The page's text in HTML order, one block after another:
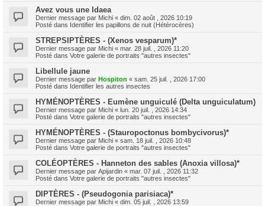
Avez vous une Idaea
Dernier message par Michi « dim. 02 août , 2026 10:19
Posté dans Identifier les papillons de nuit (Hétérocères)
STREPSIPTÈRES - (Xenos vesparum)*
Dernier message par Michi « mar. 28 juil. , 2026 11:20
Posté dans Votre galerie de portraits "autres insectes"
Libellule jaune
Dernier message par Hospiton « sam. 25 juil. , 2026 17:00
Posté dans Identifier les autres insectes
HYMÉNOPTÈRES - Eumène unguiculé (Delta unguiculatum)
Dernier message par Michi « lun. 20 juil. , 2026 14:34
Posté dans Votre galerie de portraits "autres insectes"
HYMÉNOPTÈRES - (Stauropoctonus bombycivorus)*
Dernier message par Michi « sam. 18 juil. , 2026 10:48
Posté dans Votre galerie de portraits "autres insectes"
COLÉOPTÈRES - Hanneton des sables (Anoxia villosa)*
Dernier message par Apijardin « mar. 07 juil. , 2026 11:32
Posté dans Votre galerie de portraits "autres insectes"
DIPTÈRES - (Pseudogonia parisiaca)*
Dernier message par Michi « dim. 05 juil. , 2026 13:59